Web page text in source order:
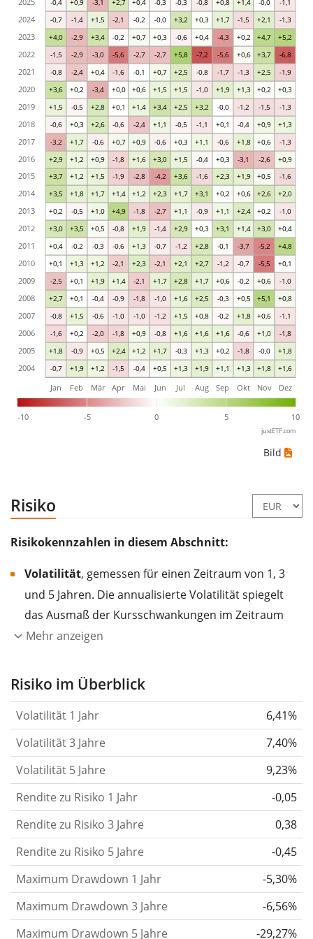
-0,7 +1,9 +1,2 -1,5 -0,4 +0,5 +1,3 +1,9 +1,1 +1,3 +1,8 +1,6
+1,8 -0,9 +0,5 +2,4 +1,2 +1,7 -0,3 +1,3 +0,2 -1,8 -0,0 +1,8
-1,6 +0,2 -2,0 -1,8 +0,9 -0,8 +1,6 +1,6 +1,6 -0,6 +1,0 -1,8
-0,8 +1,5 -0,6 -1,0 -1,0 -1,2 +1,5 +0,8 -0,2 +1,8 +0,6 -1,1
+2,7 +0,1 -0,4 -0,9 -1,8 -1,0 +1,6 +2,5 -0,3 +0,5 +5,1 +0,8
-2,5 +0,1 +1,9 +1,4 -2,1 +1,7 +2,8 +1,7 +0,6 -0,2 +0,6 -1,0
+0,1 +1,3 +1,2 -2,1 +2,3 -2,1 +2,1 +2,7 -1,2 -0,7 -5,5 +0,1
+0,4 -0,2 -0,3 -0,6 +1,3 -0,7 -1,2 +2,8 -0,1 -3,7 -5,2 +4,8
+3,0 +3,5 +0,5 -0,8 +1,9 -1,4 +2,9 +0,3 +3,1 +1,4 +3,0 +0,4
+0,2 -0,5 +1,0 +4,9 -1,8 -2,7 +1,1 -0,9 +1,1 +2,4 +0,2 -1,0
+3,5 +1,8 +1,7 +1,4 +1,2 +2,3 +1,7 +3,1 +0,2 +0,6 +2,6 +2,0
+3,7 +1,2 +1,5 -1,9 -2,8 -4,2 +3,6 -1,6 +2,3 +1,9 +0,5 -1,6
+2,9 +1,2 +0,9 -1,8 +1,6 +3,0 +1,5 -0,4 +0,3 -3,1 -2,6 +0,9
-3,2 +1,7 -0,6 +0,7 +0,9 -0,6 +0,3 +1,1 -0,6 +1,8 +0,6 -1,3
-0,6 +0,3 +2,6 -0,6 -2,4 +1,1 -0,5 -1,1 +0,1 -0,4 +0,9 +1,3
+1,5 -0,5 +2,8 +0,1 +1,4 +3,4 +2,5 +3,2 -0,0 -1,2 -1,5 -1,3
+3,6 +0,2 -3,4 +0,0 +0,6 +1,5 +1,5 -1,0 +1,9 +1,3 +0,2 +0,3
-0,8 -2,4 +0,4 -1,6 -0,1 +0,7 +2,5 -0,8 -1,7 -1,3 +2,5 -1,9
-1,5 -2,9 -3,0 -5,6 -2,7 -2,7 +5,8 -7,2 -5,6 +0,6 +3,7 -6,8
+4,0 -2,9 +3,4 -0,2 +0,7 +0,3 -0,6 +0,4 -4,3 +0,2 +4,7 +5,2
-0,7 -1,4 +1,5 -2,1 -0,2 -0,0 +3,2 +0,3 +1,7 -1,5 +2,1 -1,3
-0,4 +0,9 -3,1 +2,7 +0,4 -0,3 -0,3 -0,8 +0,8 +1,4 -0,0 -1,1
-10 -5 0 5 10
Jan Feb Mär Apr Mai Jun Jul Aug Sep Okt Nov Dez
2004
2005
2006
2007
2008
2009
2010
2011
2012
2013
2014
2015
2016
2017
2018
2019
2020
2021
2022
2023
2024
justETF.com
Bild
Risiko
Risikokennzahlen in diesem Abschnitt:
Volatilität, gemessen für einen Zeitraum von 1, 3
und 5 Jahren. Die annualisierte Volatilität spiegelt
das Ausmaß der Kursschwankungen im Zeitraum
eines Jahres wider.
Aktie, des ETF, usw.) in der Vergangenheit
gelten im Allgemeinen als risikoreicher. Wir
berechnen die Volatilität auf Basis der Daten der
letzten 1, 3 und 5 Jahre, damit du sehen kannst, ob
die Kursschwankungen im Laufe der Zeit stärker
oder schwächer wurden. Weitere Informationen
findest du in unserem Artikel:
Risikomaß.
Rendite pro Risikofür Zeiträume von 1, 3 und 5
Jahren. Diese Kennzahl ist definiert als die
annualisierte (d. h. auf einen Einjahreszeitraum
umgerechnete) historische Rendite geteilt durch die
Mehr anzeigen
Risiko im Überblick
Volatilität 1 Jahr
6,41%
Volatilität 3 Jahre
7,40%
Volatilität 5 Jahre
9,23%
Rendite zu Risiko 1 Jahr
-0,05
Rendite zu Risiko 3 Jahre
0,38
Rendite zu Risiko 5 Jahre
-0,45
Maximum Drawdown 1 Jahr
-5,30%
Maximum Drawdown 3 Jahre
-6,56%
Maximum Drawdown 5 Jahre
-29,27%